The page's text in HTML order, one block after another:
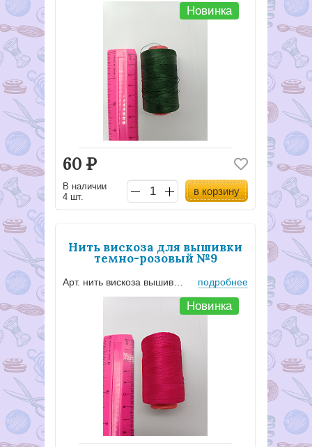
Новинка
60 Р
В наличии
4 шт.
в корзину
Нить вискоза для вышивки
темно-розовый №9
подробнее
Новинка